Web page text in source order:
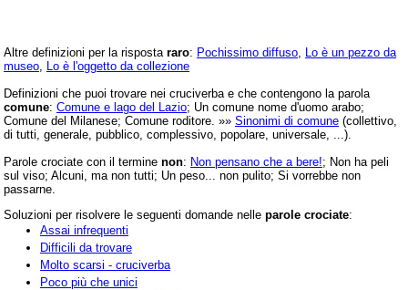
Altre definizioni per la risposta raro: Pochissimo diffuso Lo è un pezzo da
museo Lo è l'oggetto da collezione
Definizioni che puoi trovare nei cruciverba e che contengono la parola
comune: Comune e lago del Lazio; Un comune nome d'uomo arabo;
Comune del Milanese; Comune roditore. »» Sinonimi di comune (collettivo,
di tutti, generale, pubblico, complessivo, popolare, universale, ...).
Parole crociate con il termine non: Non pensano che a bere!; Non ha peli
sul viso; Alcuni, ma non tutti; Un peso... non pulito; Si vorrebbe non
passarne.
Soluzioni per risolvere le seguenti domande nelle parole crociate:
Assai infrequenti
Difficili da trovare
Molto scarsi - cruciverba
Poco più che unici